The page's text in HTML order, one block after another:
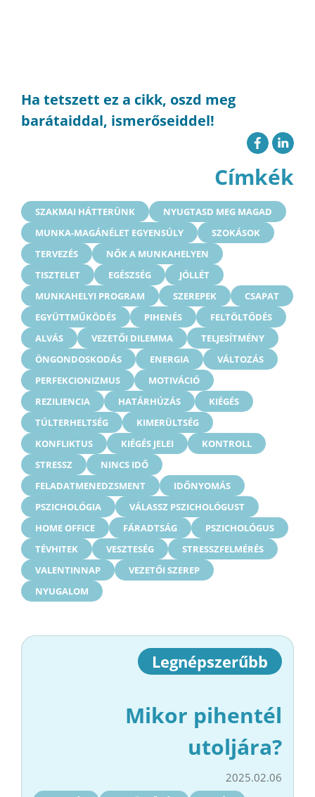
Ha tetszett ez a cikk, oszd meg
barátaiddal, ismerőseiddel!
Címkék
SZAKMAI HÁTTERÜNK
NYUGTASD MEG MAGAD
MUNKA-MAGÁNÉLET EGYENSÚLY
SZOKÁSOK
TERVEZÉS
NŐK A MUNKAHELYEN
TISZTELET
EGÉSZSÉG
JÓLLÉT
MUNKAHELYI PROGRAM
SZEREPEK
CSAPAT
EGYÜTTMŰKÖDÉS
PIHENÉS
FELTÖLTŐDÉS
ALVÁS
VEZETŐI DILEMMA
TELJESÍTMÉNY
ÖNGONDOSKODÁS
ENERGIA
VÁLTOZÁS
PERFEKCIONIZMUS
MOTIVÁCIÓ
REZILIENCIA
HATÁRHÚZÁS
KIÉGÉS
TÚLTERHELTSÉG
KIMERÜLTSÉG
KONFLIKTUS
KIÉGÉS JELEI
KONTROLL
STRESSZ
NINCS IDŐ
FELADATMENEDZSMENT
IDŐNYOMÁS
PSZICHOLÓGIA
VÁLASSZ PSZICHOLÓGUST
HOME OFFICE
FÁRADTSÁG
PSZICHOLÓGUS
TÉVHITEK
VESZTESÉG
STRESSZFELMÉRÉS
VALENTINNAP
VEZETŐI SZEREP
NYUGALOM
Legnépszerűbb
Mikor pihentél
utoljára?
2025.02.06